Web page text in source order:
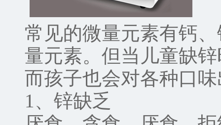
常见的微量元素有钙
量元素。但当儿童缺
而孩子也会对各种口
1、锌缺乏